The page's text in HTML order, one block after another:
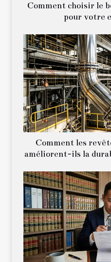
Comment choisir le
pour votre
Comment les
améliorent-ils la